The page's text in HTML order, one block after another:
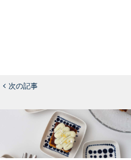
次の記事